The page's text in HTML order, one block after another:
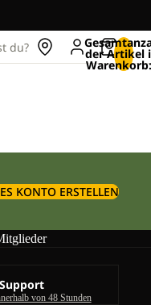
du? der Artikel
KONTO ERSTELLEN
von 48 Stunden